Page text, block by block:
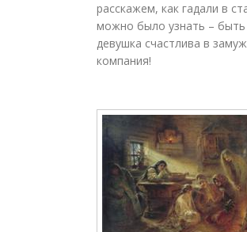
расскажем, как гадали в
можно было узнать – быть
девушка счастлива в
компания!